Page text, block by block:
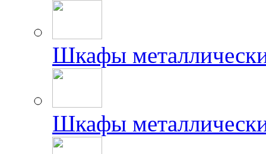
Шкафы
Шкафы